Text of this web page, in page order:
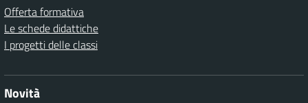
Offerta formativa
Le schede didattiche
I progetti delle classi
Novità